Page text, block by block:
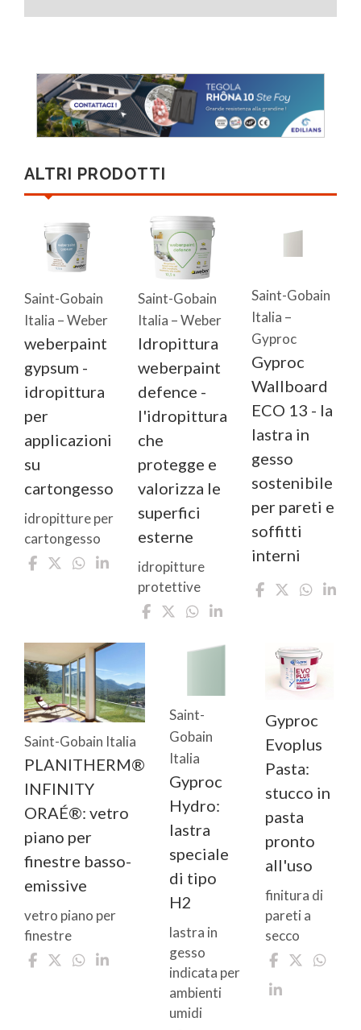
ALTRI PRODOTTI
Saint-Gobain
Italia – Weber
weberpaint
gypsum -
idropittura
per
applicazioni
su
cartongesso
idropitture per
cartongesso
Saint-Gobain
Italia – Weber
Idropittura
weberpaint
defence -
l'idropittura
che
protegge e
valorizza le
superfici
esterne
idropitture
protettive
Saint-Gobain
Italia –
Gyproc
Gyproc
Wallboard
ECO 13 - la
lastra in
gesso
sostenibile
per pareti e
soffitti
interni
Saint-Gobain Italia
PLANITHERM®
INFINITY
ORAÉ®: vetro
piano per
finestre basso-
emissive
vetro piano per
finestre
Saint-
Gobain
Italia
Gyproc
Hydro:
lastra
speciale
di tipo
H2
lastra in
gesso
indicata per
ambienti
umidi
Gyproc
Evoplus
Pasta:
stucco in
pasta
pronto
all'uso
finitura di
pareti a
secco